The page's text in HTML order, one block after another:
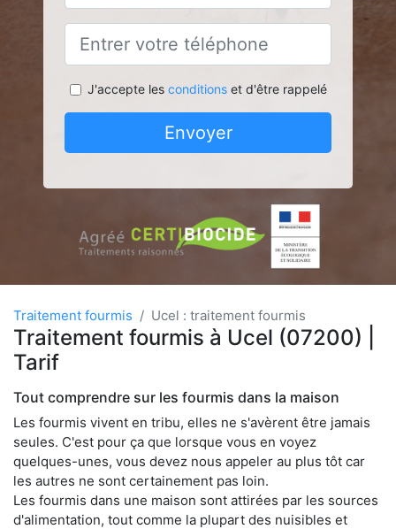
J'accepte les conditionset d'être rappelé
Envoyer
Traitement fourmis Ucel : traitement fourmis
Traitement fourmis à Ucel (07200) |
Tarif
Tout comprendre sur les fourmis dans la maison
Les fourmis vivent en tribu, elles ne s'avèrent être jamais
seules. C'est pour ça que lorsque vous en voyez
quelques-unes, vous devez nous appeler au plus tôt car
les autres ne sont certainement pas loin.
Les fourmis dans une maison sont attirées par les sources
d'alimentation, tout comme la plupart des nuisibles et